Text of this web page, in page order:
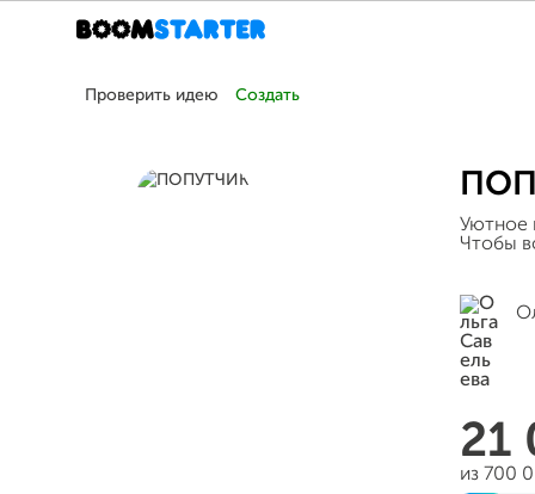
Проверить идею Создать
Уютное
Чтобы
21
из 700